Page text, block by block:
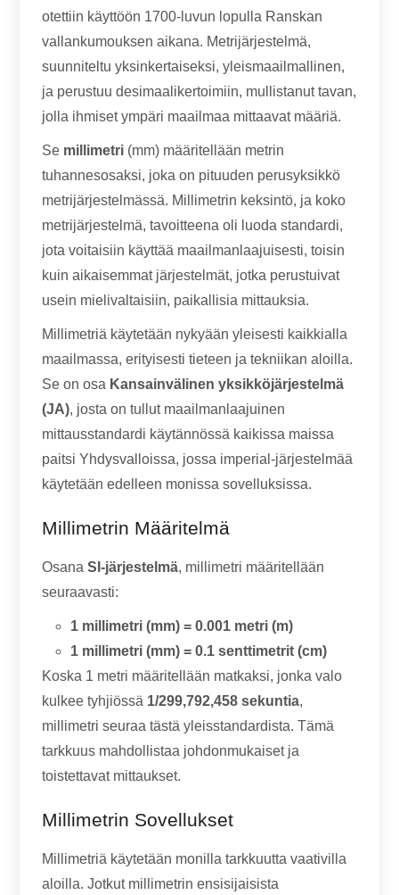
otettiin käyttöön 1700-luvun lopulla Ranskan
vallankumouksen aikana. Metrijärjestelmä,
suunniteltu yksinkertaiseksi, yleismaailmallinen,
ja perustuu desimaalikertoimiin, mullistanut tavan,
jolla ihmiset ympäri maailmaa mittaavat määriä.
Se millimetri (mm) määritellään metrin
tuhannesosaksi, joka on pituuden perusyksikkö
metrijärjestelmässä. Millimetrin keksintö, ja koko
metrijärjestelmä, tavoitteena oli luoda standardi,
jota voitaisiin käyttää maailmanlaajuisesti, toisin
kuin aikaisemmat järjestelmät, jotka perustuivat
usein mielivaltaisiin, paikallisia mittauksia.
Millimetriä käytetään nykyään yleisesti kaikkialla
maailmassa, erityisesti tieteen ja tekniikan aloilla.
Se on osa Kansainvälinen yksikköjärjestelmä
(JA), josta on tullut maailmanlaajuinen
mittausstandardi käytännössä kaikissa maissa
paitsi Yhdysvalloissa, jossa imperial-järjestelmää
käytetään edelleen monissa sovelluksissa.
Millimetrin Määritelmä
OsanaSI-järjestelmä, millimetri määritellään
seuraavasti:
1 millimetri (mm) = 0.001 metri (m)
1 millimetri (mm) = 0.1 senttimetrit (cm)
Koska 1 metri määritellään matkaksi, jonka valo
kulkee tyhjiössä 1/299,792,458 sekuntia,
millimetri seuraa tästä yleisstandardista. Tämä
tarkkuus mahdollistaa johdonmukaiset ja
toistettavat mittaukset.
Millimetrin Sovellukset
Millimetriä käytetään monilla tarkkuutta vaativilla
aloilla. Jotkut millimetrin ensisijaisista